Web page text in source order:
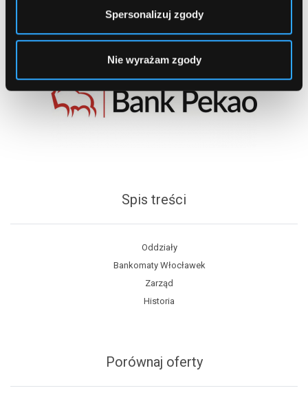
Spersonalizuj zgody
Nie wyrażam zgody
Spis treści
Oddziały
Bankomaty Włocławek
Zarząd
Historia
Porównaj oferty